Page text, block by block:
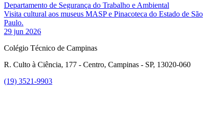
Departamento de Segurança do Trabalho e Ambiental
Visita cultural aos museus MASP e Pinacoteca do Estado de São
Paulo.
29 jun 2026
Colégio Técnico de Campinas
R. Culto à Ciência, 177 - Centro, Campinas - SP, 13020-060
(19) 3521-9903